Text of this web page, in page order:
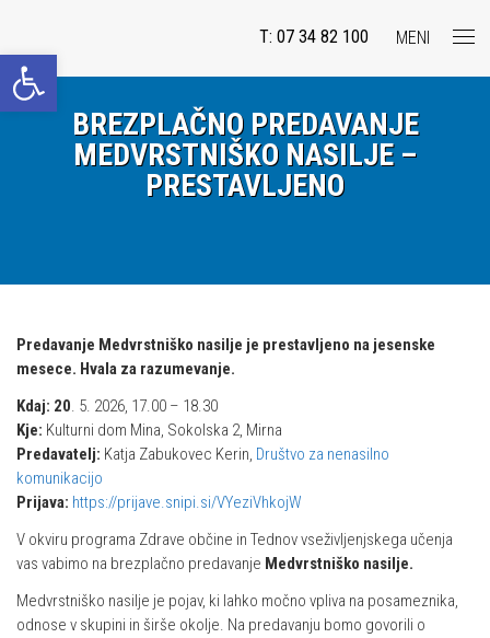
Open toolbar
T: 07 34 82 100 MENI
BREZPLAČNO PREDAVANJE
MEDVRSTNIŠKO NASILJE –
PRESTAVLJENO
Predavanje Medvrstniško nasilje je prestavljeno na jesenske
mesece. Hvala za razumevanje.
Kdaj: 20. 5. 2026, 17.00 – 18.30
Kje: Kulturni dom Mina, Sokolska 2, Mirna
Predavatelj: Katja Zabukovec Kerin, Društvo za nenasilno
komunikacijo
Prijava: https://prijave.snipi.si/VYeziVhkojW
V okviru programa Zdrave občine in Tednov vseživljenjskega učenja
vas vabimo na brezplačno predavanje Medvrstniško nasilje.
Medvrstniško nasilje je pojav, ki lahko močno vpliva na posameznika,
odnose v skupini in širše okolje. Na predavanju bomo govorili o